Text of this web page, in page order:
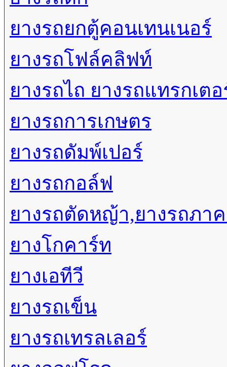
ยางรถยกตู้คอนเทนเนอร์
ยางรถโฟล์คลิฟท์
ยางรถไถ ยางรถแทรกเตอ
ยางรถการเกษตร
ยางรถดัมพ์เปอร์
ยางรถกอล์ฟ
ยางรถตัดหญ้า,ยางรถภา
ยางโกคาร์ท
ยางเอทีวี
ยางรถเข็น
ยางรถเทรลเลอร์